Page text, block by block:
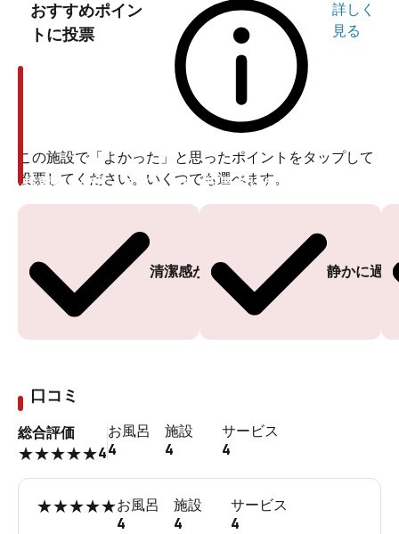
おすすめポイン
トに投票
詳しく
見る
この施設で「よかった」と思ったポイントをタップして
投票してください。いくつでも選べます。
清潔感がある
投票ありがとうございます
静かに過
投票ありがとうございます
口コミ
総合評価
★★★★★4
お風呂
4
施設
4
サービス
4
★★★★★お風呂
4
施設
4
サービス
4